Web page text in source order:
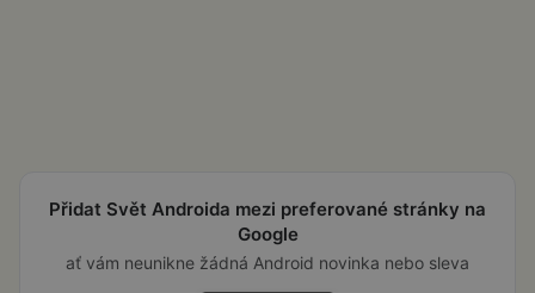
Přidat Svět Androida mezi preferované stránky na
Google
ať vám neunikne žádná Android novinka nebo sleva